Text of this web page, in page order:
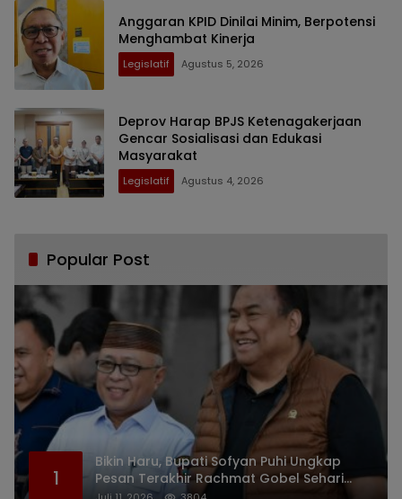
Anggaran KPID Dinilai Minim, Berpotensi
Menghambat Kinerja
Legislatif Agustus 5, 2026
Deprov Harap BPJS Ketenagakerjaan
Gencar Sosialisasi dan Edukasi
Masyarakat
Legislatif Agustus 4, 2026
Popular Post
1
Bikin Haru, Bupati Sofyan Puhi Ungkap
Pesan Terakhir Rachmat Gobel Sehari